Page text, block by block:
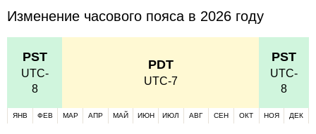
Изменение часового пояса в 2026 году
PST
UTC-
8
PDT
UTC-7
PST
UTC-
8
ЯНВ ФЕВ МАР АПР МАЙ ИЮН ИЮЛ АВГ СЕН ОКТ НОЯ ДЕК